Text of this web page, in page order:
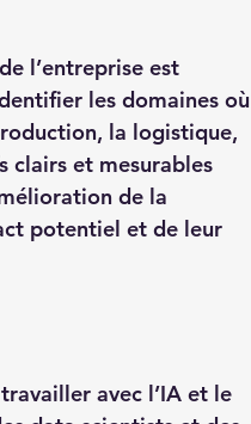
l’entreprise est
les domaines où
la logistique,
clairs et mesurables
de la
potentiel et de leur
avec l’IA et le